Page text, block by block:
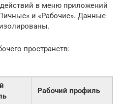
в меню приложений
и «Рабочие». Данные
пространств:
Рабочий профиль